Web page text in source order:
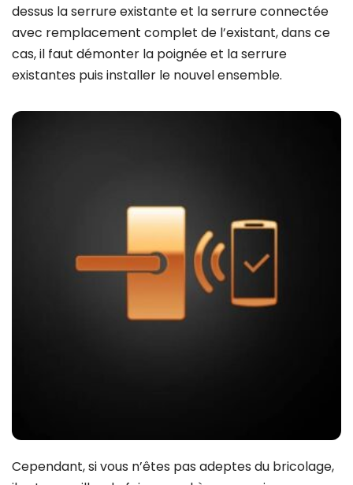
dessus la serrure existante et la serrure connectée
avec remplacement complet de l’existant, dans ce
cas, il faut démonter la poignée et la serrure
existantes puis installer le nouvel ensemble.
Cependant, si vous n’êtes pas adeptes du bricolage,